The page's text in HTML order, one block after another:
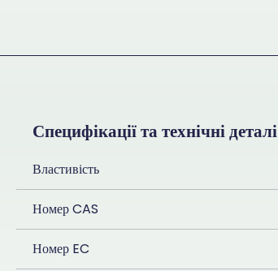
Специфікації та технічні деталі
Властивість
Номер CAS
Номер EC